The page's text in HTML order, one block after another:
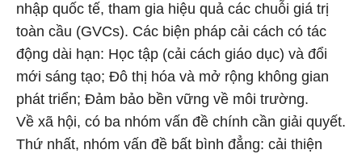
nhập quốc tế, tham gia hiệu quả các chuỗi giá trị
toàn cầu (GVCs). Các biện pháp cải cách có tác
động dài hạn: Học tập (cải cách giáo dục) và đổi
mới sáng tạo; Đô thị hóa và mở rộng không gian
phát triển; Đảm bảo bền vững về môi trường.
Về xã hội, có ba nhóm vấn đề chính cần giải quyết.
Thứ nhất, nhóm vấn đề bất bình đẳng: cải thiện